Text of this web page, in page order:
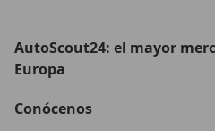
AutoScout24: el mayor
Europa
Conócenos